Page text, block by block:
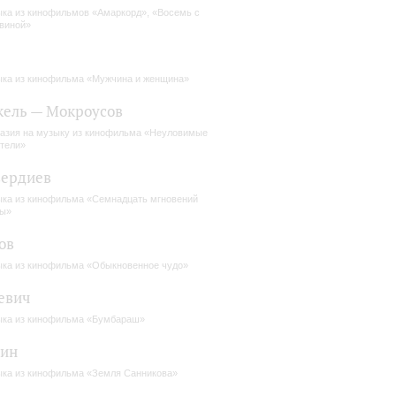
из кинофильмов «Амаркорд», «Восемь с
из кинофильма «Мужчина и женщина»
— Мокроусов
на музыку из кинофильма «Неуловимые
из кинофильма «Семнадцать мгновений
из кинофильма «Обыкновенное чудо»
из кинофильма «Бумбараш»
из кинофильма «Земля Санникова»